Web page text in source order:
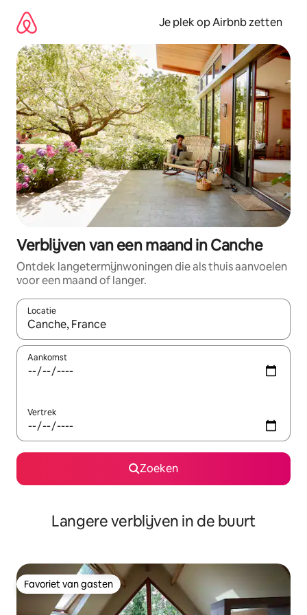
direct
naar
inhoud
Je plek op Airbnb zetten
Verblijven van een maand in Canche
Ontdek langetermijnwoningen die als thuis aanvoelen
voor een maand of langer.
Locatie
Wanneer er resultaten beschikbaar zijn, maak je een keuze
Aankomst
Vertrek
Zoeken
Langere verblijven in de buurt
Favoriet van gasten
Favoriet van gasten